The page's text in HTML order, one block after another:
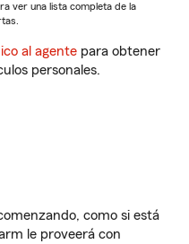
ver una lista completa de la
al agente para obtener
personales.
como si está
le proveerá con